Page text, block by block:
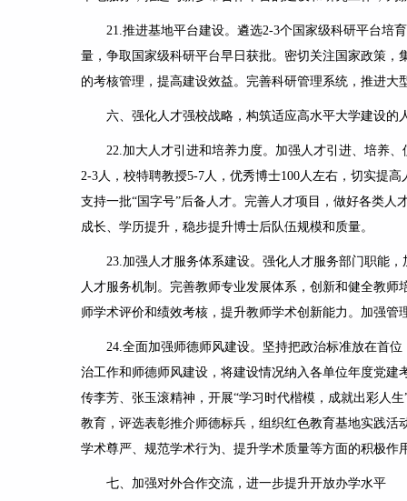
21.推进基地平台建设。 遴选2-3个国家级科研平台培
量，争取国家级科研平台早日获批。密切关注国家政策
的考核管理，提高建设效益。完善科研管理系统，推进大
六、强化人才强校战略 ，构筑适应高水平大学建设的
22.加大人才引进和培养力度。加强人才引进、培养
2-3人，校特聘教授5-7人，优秀博士100人左右，切实提
支持一批“国字号”后备人才。 完善人才项目， 做好各类人
成长、学历提升，稳步提升博士后队伍规模和质量。
23.加强人才服务体系建设。强化人才服务部门职能
人才服务机制。完善教师专业发展体系，创新和健全教
师学术评价和绩效考核，提升教师学术创新能力。加强
24.全面加强师德师风建设。坚持把政治标准放在首
治工作和师德师风建设，将建设情况纳入各单位年度党
传李芳、张玉滚精神，开展“学习时代楷模，成就出彩人
教育，评选表彰推介师德标兵，组织红色教育基地实践
学术尊严、规范学术行为、提升学术质量等方面的积极作
七、加强对外合作交流，进一步提升开放办学水平